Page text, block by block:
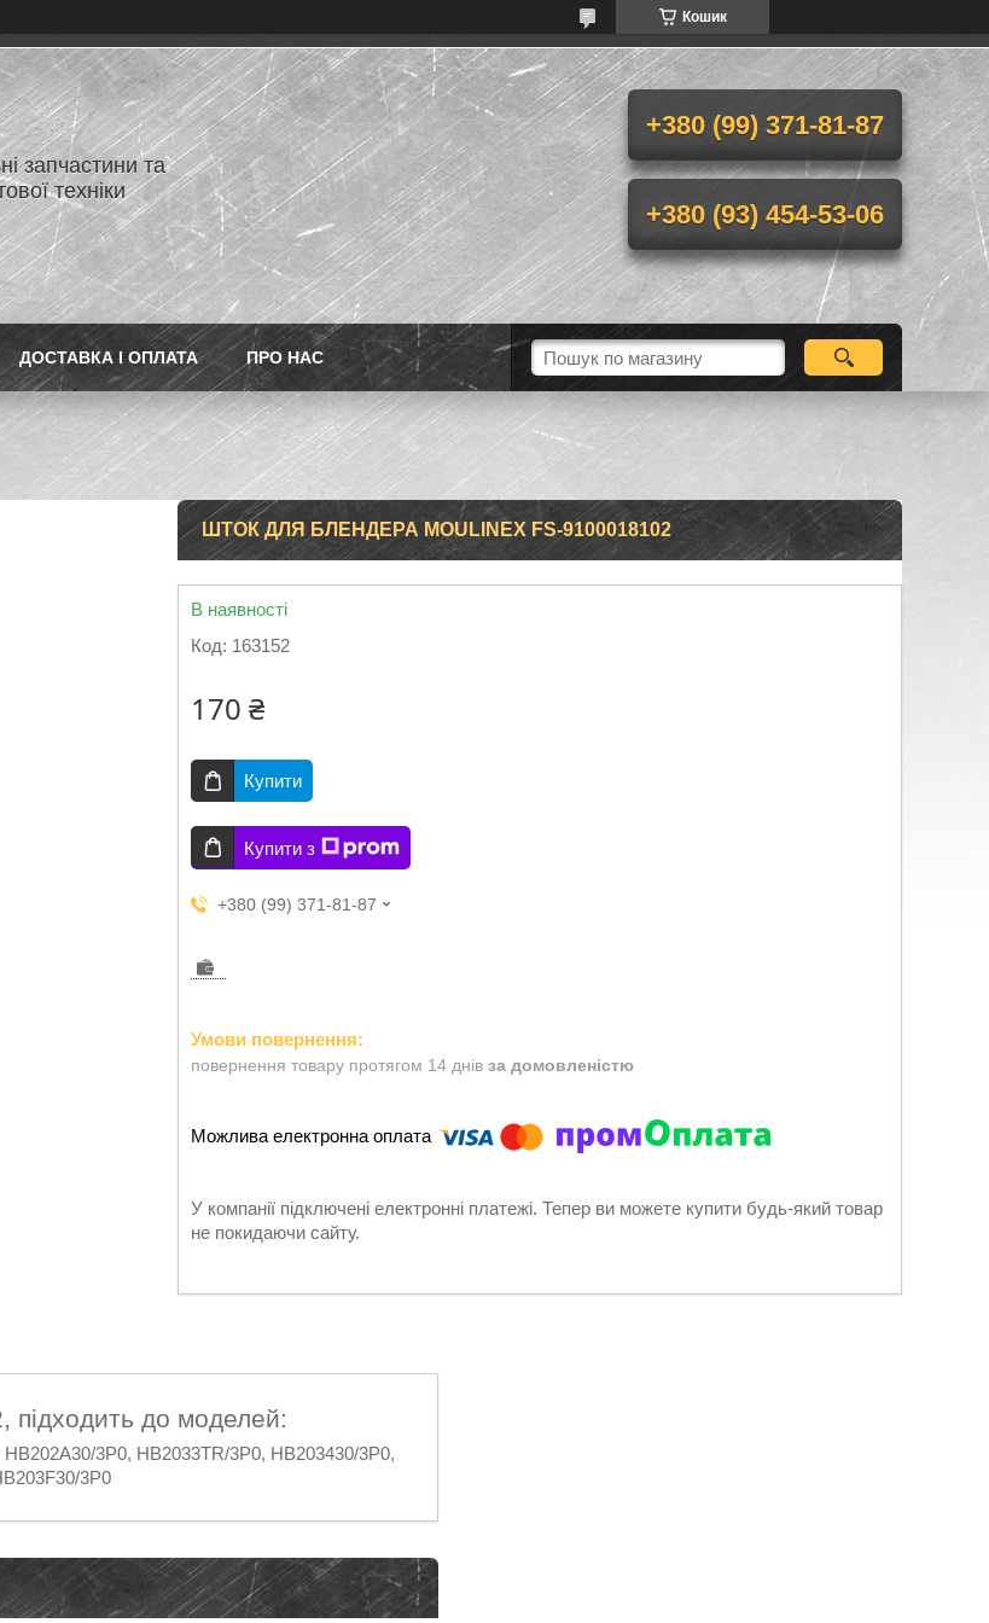
Кошик
запчастини та
техніки
+380 (99) 371-81-87
+380 (93) 454-53-06
ДОСТАВКА І ОПЛАТА ПРО НАС
ШТОК ДЛЯ БЛЕНДЕРА MOULINEX FS-9100018102
В наявності
Код: 163152
170 ₴
Купити
Купити з
+380 (99) 371-81-87
повернення товару протягом 14 днів за домовленістю
У компанії підключені електронні платежі. Тепер ви можете купити будь-який товар
не покидаючи сайту.
до моделей:
3P0, HB2033TR/3P0, HB203430/3P0,
3P0